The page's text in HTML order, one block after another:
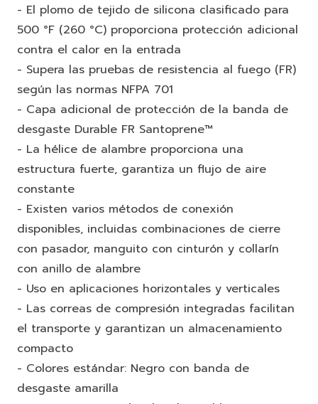
- El plomo de tejido de silicona clasificado para
500 °F (260 °C) proporciona protección adicional
contra el calor en la entrada
- Supera las pruebas de resistencia al fuego (FR)
según las normas NFPA 701
- Capa adicional de protección de la banda de
desgaste Durable FR Santoprene™
- La hélice de alambre proporciona una
estructura fuerte, garantiza un flujo de aire
constante
- Existen varios métodos de conexión
disponibles, incluidas combinaciones de cierre
con pasador, manguito con cinturón y collarín
con anillo de alambre
- Uso en aplicaciones horizontales y verticales
- Las correas de compresión integradas facilitan
el transporte y garantizan un almacenamiento
compacto
- Colores estándar: Negro con banda de
desgaste amarilla